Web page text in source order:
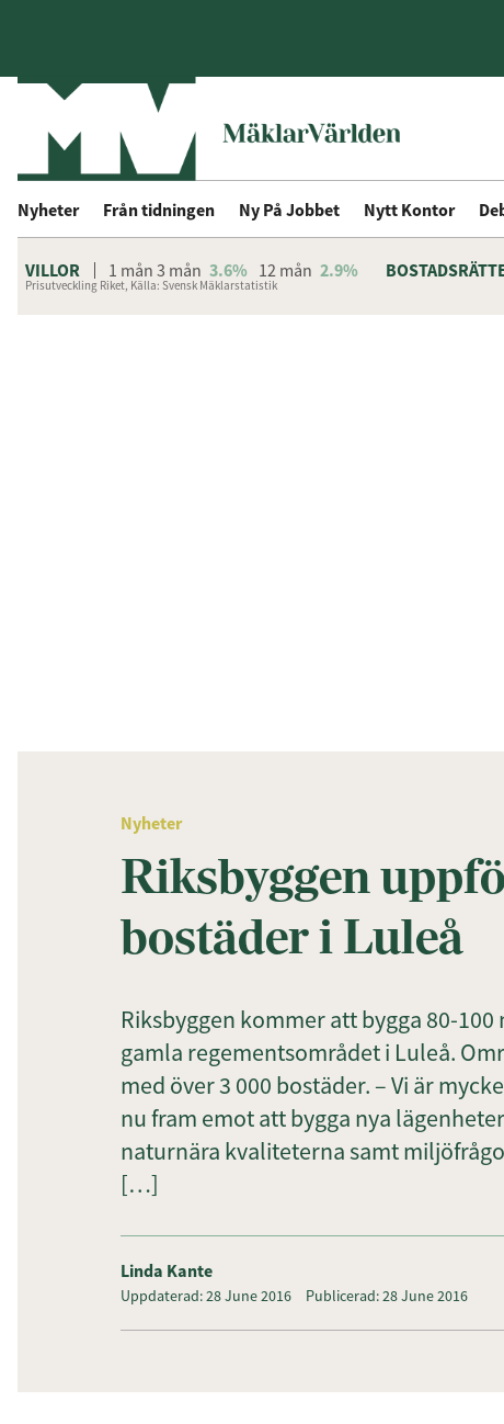
Nyheter Från tidningen Ny På Jobbet Nytt Kontor
VILLOR 1 mån 3 mån 3.6% 12 mån 2.9%
Prisutveckling Riket, Källa: Svensk Mäklarstatistik
Nyheter
Riksbyggen
bostäder i Luleå
Riksbyggen kommer att bygga 80-
gamla regementsområdet i Luleå.
med över 3 000 bostäder. – Vi är
nu fram emot att bygga nya
naturnära kvaliteterna samt
[…]
Linda Kante
Uppdaterad: 28 June 2016 Publicerad: 28 June 2016